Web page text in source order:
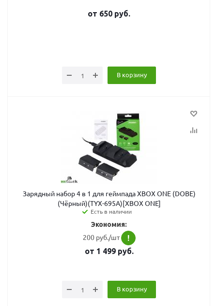
от 650 руб.
В корзину
Зарядный набор 4 в 1 для геймпада XBOX ONE (DOBE)
(Чёрный)(TYX-695A)[XBOX ONE]
Есть в наличии
Экономия:
200 руб./шт
!
от 1 499руб.
В корзину